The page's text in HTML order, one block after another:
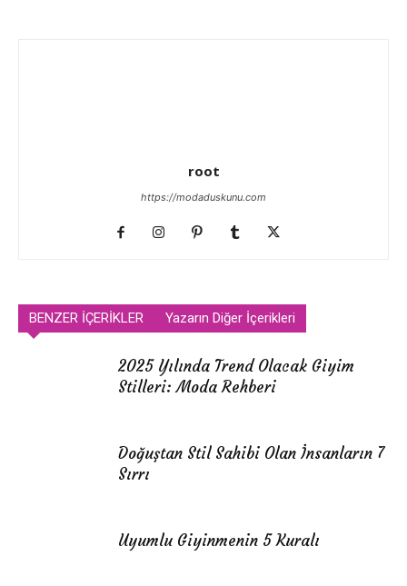
root
https://modaduskunu.com
BENZER İÇERİKLER Yazarın Diğer İçerikleri
2025 Yılında Trend Olacak Giyim
Stilleri: Moda Rehberi
Doğuştan Stil Sahibi Olan İnsanların 7
Sırrı
Uyumlu Giyinmenin 5 Kuralı